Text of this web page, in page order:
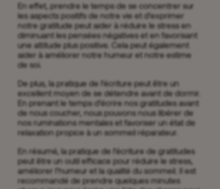
En effet, prendre le temps de se concentrer sur
les aspects positifs de notre vie et d’exprimer
notre gratitude peut aider à réduire le stress en
diminuant les pensées négatives et en favorisant
une attitude plus positive. Cela peut également
aider à améliorer notre humeur et notre estime
de soi.
De plus, la pratique de l’écriture peut être un
excellent moyen de se détendre avant de dormir.
En prenant le temps d’écrire nos gratitudes avant
de nous coucher, nous pouvons nous libérer de
nos ruminations mentales et favoriser un état de
relaxation propice à un sommeil réparateur.
En résumé, la pratique de l’écriture de gratitudes
peut être un outil efficace pour réduire le stress,
améliorer l’humeur et la qualité du sommeil. Il est
recommandé de prendre quelques minutes